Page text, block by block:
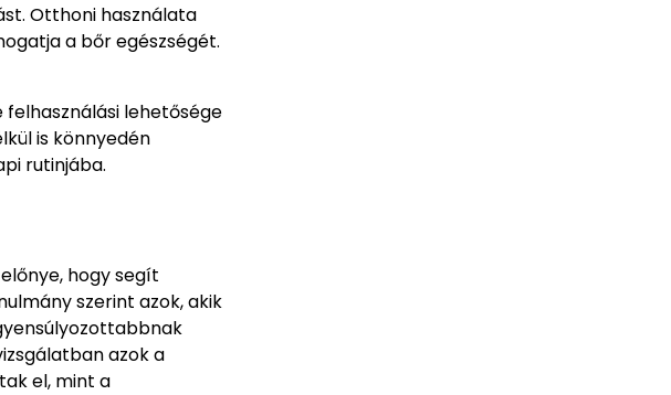
Otthoni használata
a bőr egészségét.
lehetősége
is könnyedén
rutinjába.
hogy segít
szerint azok, akik
azok a
el, mint a